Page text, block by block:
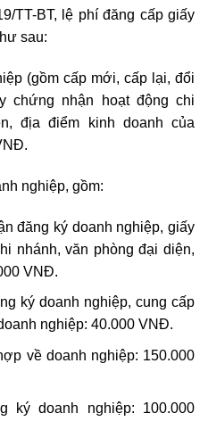
TT-BT, lệ phí đăng cấp giấy
sau:
(gồm cấp mới, cấp lại, đổi
chứng nhận hoạt động chi
địa điểm kinh doanh của
nghiệp, gồm:
đăng ký doanh nghiệp, giấy
nhánh, văn phòng đại diện,
VNĐ.
ký doanh nghiệp, cung cấp
nghiệp: 40.000 VNĐ.
về doanh nghiệp: 150.000
ký doanh nghiệp: 100.000